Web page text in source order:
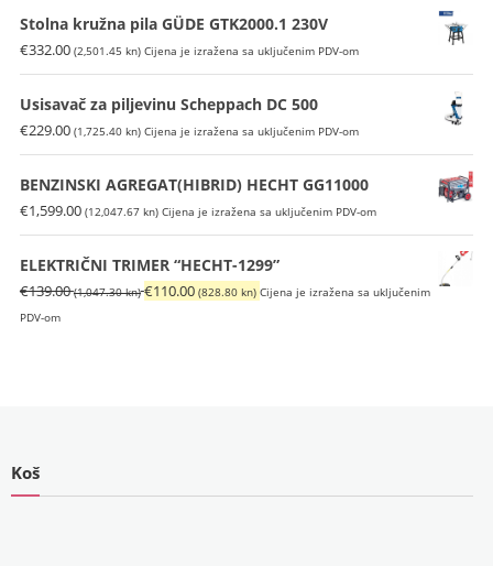
Stolna kružna pila GÜDE GTK2000.1 230V
€332.00 (2,501.45 kn) Cijena je izražena sa uključenim PDV-om
Usisavač za piljevinu Scheppach DC 500
€229.00 (1,725.40 kn) Cijena je izražena sa uključenim PDV-om
BENZINSKI AGREGAT(HIBRID) HECHT GG11000
€1,599.00 (12,047.67 kn) Cijena je izražena sa uključenim PDV-om
ELEKTRIČNI TRIMER “HECHT-1299”
€139.00 (1,047.30 kn)Izvorna
€110.00 (828.80 kn) Trenutna
Cijena je izražena sa uključenim
PDV-om
Koš